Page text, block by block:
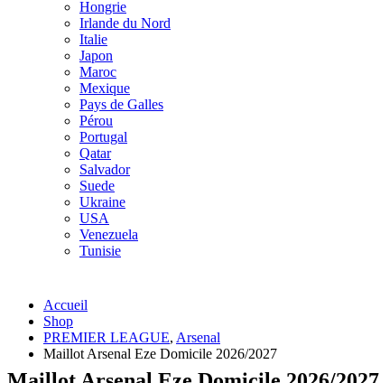
Hongrie
Irlande du Nord
Italie
Japon
Maroc
Mexique
Pays de Galles
Pérou
Portugal
Qatar
Salvador
Suede
Ukraine
USA
Venezuela
Tunisie
Accueil
Shop
PREMIER LEAGUE, Arsenal
Maillot Arsenal Eze Domicile 2026/2027